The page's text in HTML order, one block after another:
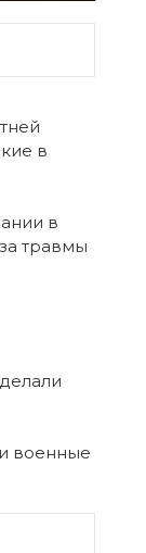
в
в
травмы
военные